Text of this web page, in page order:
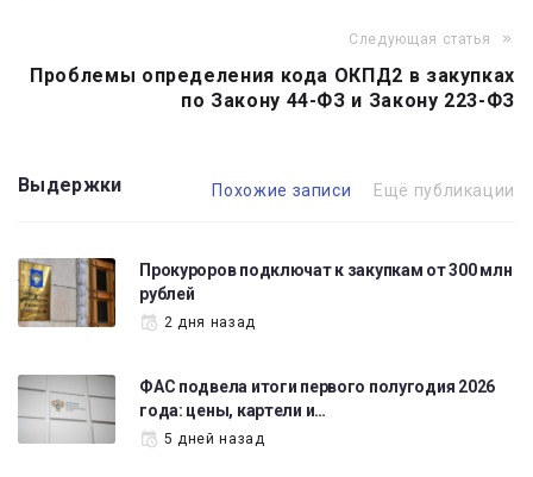
Следующая статья
Проблемы определения кода ОКПД2 в закупках
по Закону 44-ФЗ и Закону 223-ФЗ
Выдержки Похожие записи Ещё публикации
Прокуроров подключат к закупкам от 300 млн
рублей
2 дня назад
ФАС подвела итоги первого полугодия 2026
года: цены, картели и…
5 дней назад